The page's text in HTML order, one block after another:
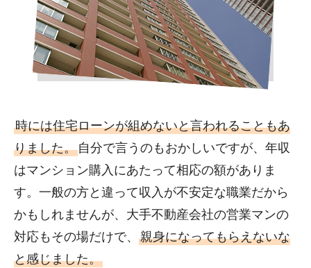
時には住宅ローンが組めないと言われることもあ
りました。 自分で言うのもおかしいですが、年収
はマンション購入にあたって相応の額がありま
す。一般の方と違って収入が不安定な職業だから
かもしれませんが、大手不動産会社の営業マンの
対応もその場だけで、 親身になってもらえないな
と感じました。